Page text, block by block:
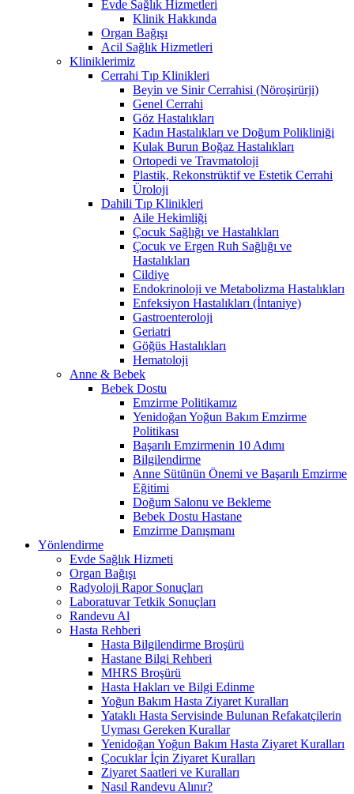
Evde Sağlık Hizmetleri
Klinik Hakkında
Organ Bağışı
Acil Sağlık Hizmetleri
Kliniklerimiz
Cerrahi Tıp Klinikleri
Beyin ve Sinir Cerrahisi (Nöroşirürji)
Genel Cerrahi
Göz Hastalıkları
Kadın Hastalıkları ve Doğum Polikliniği
Kulak Burun Boğaz Hastalıkları
Ortopedi ve Travmatoloji
Plastik, Rekonstrüktif ve Estetik Cerrahi
Üroloji
Dahili Tıp Klinikleri
Aile Hekimliği
Çocuk Sağlığı ve Hastalıkları
Çocuk ve Ergen Ruh Sağlığı ve
Hastalıkları
Cildiye
Endokrinoloji ve Metabolizma Hastalıkları
Enfeksiyon Hastalıkları (İntaniye)
Gastroenteroloji
Geriatri
Göğüs Hastalıkları
Hematoloji
Anne & Bebek
Bebek Dostu
Emzirme Politikamız
Yenidoğan Yoğun Bakım Emzirme
Politikası
Başarılı Emzirmenin 10 Adımı
Bilgilendirme
Anne Sütünün Önemi ve Başarılı Emzirme
Eğitimi
Doğum Salonu ve Bekleme
Bebek Dostu Hastane
Emzirme Danışmanı
Yönlendirme
Evde Sağlık Hizmeti
Organ Bağışı
Radyoloji Rapor Sonuçları
Laboratuvar Tetkik Sonuçları
Randevu Al
Hasta Rehberi
Hasta Bilgilendirme Broşürü
Hastane Bilgi Rehberi
MHRS Broşürü
Hasta Hakları ve Bilgi Edinme
Yoğun Bakım Hasta Ziyaret Kuralları
Yataklı Hasta Servisinde Bulunan Refakatçilerin
Uyması Gereken Kurallar
Yenidoğan Yoğun Bakım Hasta Ziyaret Kuralları
Çocuklar İçin Ziyaret Kuralları
Ziyaret Saatleri ve Kuralları
Nasıl Randevu Alınır?